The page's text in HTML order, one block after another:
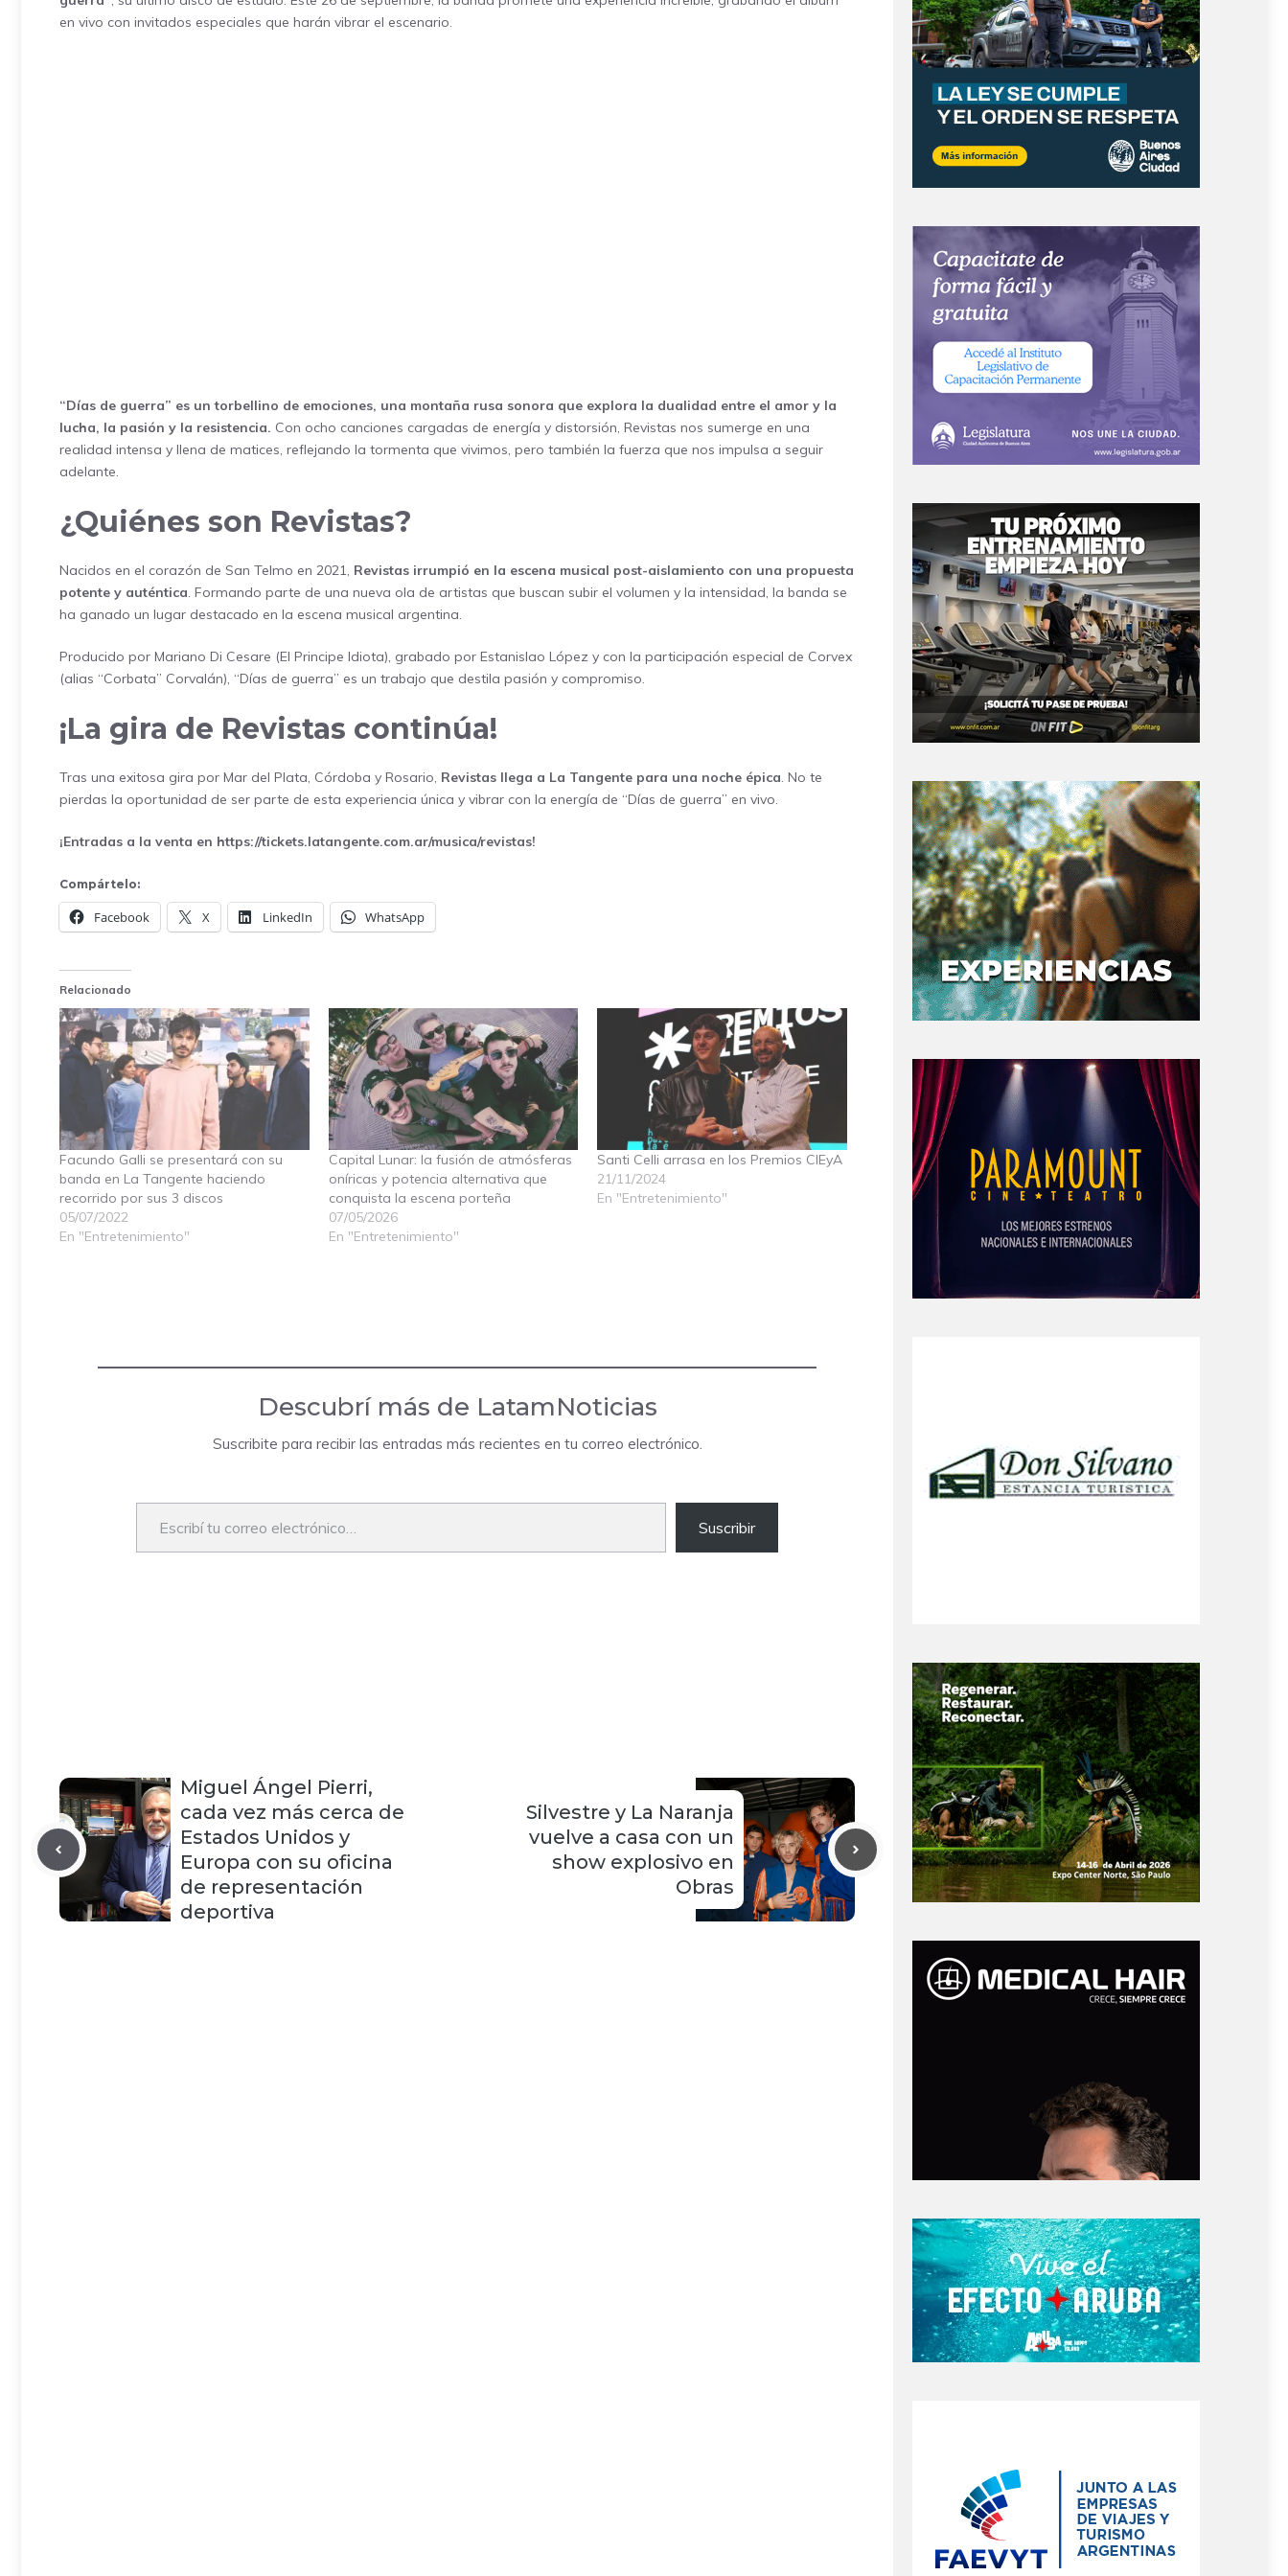
en vivo con invitados especiales que harán vibrar el escenario.
“Días de guerra” es un torbellino de emociones, una montaña rusa sonora que explora la dualidad entre el amor y la
lucha, la pasión y la resistencia. Con ocho canciones cargadas de energía y distorsión, Revistas nos sumerge en una
realidad intensa y llena de matices, reflejando la tormenta que vivimos, pero también la fuerza que nos impulsa a seguir
adelante.
¿Quiénes son Revistas?
Nacidos en el corazón de San Telmo en 2021, Revistas irrumpió en la escena musical post-aislamiento con una propuesta
potente y auténtica. Formando parte de una nueva ola de artistas que buscan subir el volumen y la intensidad, la banda se
ha ganado un lugar destacado en la escena musical argentina.
Producido por Mariano Di Cesare (El Principe Idiota), grabado por Estanislao López y con la participación especial de Corvex
(alias “Corbata” Corvalán), “Días de guerra” es un trabajo que destila pasión y compromiso.
¡La gira de Revistas continúa!
Tras una exitosa gira por Mar del Plata, Córdoba y Rosario, Revistas llega a La Tangente para una noche épica. No te
pierdas la oportunidad de ser parte de esta experiencia única y vibrar con la energía de “Días de guerra” en vivo.
¡Entradas a la venta en https://tickets.latangente.com.ar/musica/revistas!
Compártelo:
Facebook X LinkedIn WhatsApp
Relacionado
Facundo Galli se presentará con su
banda en La Tangente haciendo
recorrido por sus 3 discos
05/07/2022
En "Entretenimiento"
Capital Lunar: la fusión de atmósferas
oníricas y potencia alternativa que
conquista la escena porteña
07/05/2026
En "Entretenimiento"
Santi Celli arrasa en los Premios CIEyA
21/11/2024
En "Entretenimiento"
Descubrí más de LatamNoticias
Suscribite para recibir las entradas más recientes en tu correo electrónico.
Escribí tu correo electrónico…
Suscribir
Miguel Ángel Pierri,
cada vez más cerca de
Estados Unidos y
Europa con su oficina
de representación
deportiva
Silvestre y La Naranja
vuelve a casa con un
show explosivo en
Obras